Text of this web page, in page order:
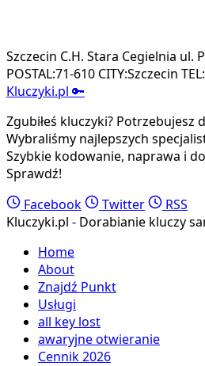
Szczecin C.H. Stara Cegielnia ul.
POSTAL:71-610 CITY:Szczecin
Kluczyki.pl 🔑
Zgubiłeś kluczyki? Potrzebujesz
Wybraliśmy najlepszych
Szybkie kodowanie, naprawa i
Sprawdź!
Facebook
Twitter
RSS
Kluczyki.pl - Dorabianie kluczy
Home
About
Znajdź Punkt
Usługi
all key lost
awaryjne otwieranie
Cennik 2026